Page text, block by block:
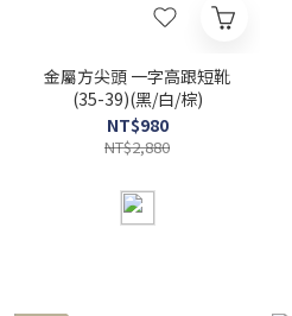
金屬方尖頭 一字高跟短靴
(35-39)(黑/白/棕)
NT$980
NT$2,880